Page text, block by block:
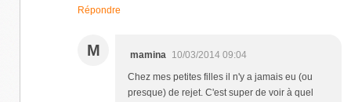
Répondre
M mamina
10/03/2014 09:04
Chez mes petites filles il n'y a jamais eu (ou
presque) de rejet. C'est super de voir à quel